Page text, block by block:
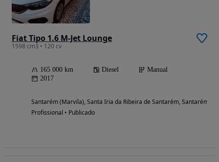
Fiat Tipo 1.6 M-Jet Lounge
1598 cm3 • 120 cv
165 000 km Diesel
Manual
2017
Santarém (Marvila), Santa Iria da Ribeira de Santarém, Santarém
Profissional • Publicado